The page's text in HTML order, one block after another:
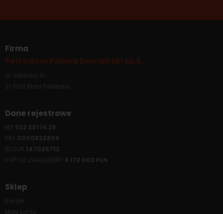
Firma
Petrodom Paliwa Domański sp.k.
ul. Sidorska 61
21-500 Biała Podlaska
Dane rejestrowe
NIP 522 301 14 28
KRS
0000826809
REGON 147026712
KAPITAŁ ZAKŁADOWY 5 170 000 PLN
Sklep
Koszyk
Moje konto